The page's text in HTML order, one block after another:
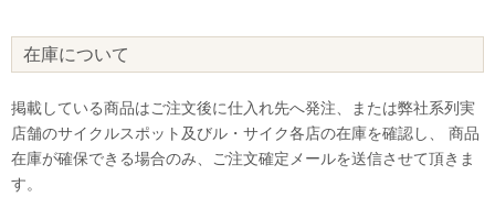
在庫について
掲載している商品はご注文後に仕入れ先へ発注、または弊社系列実
店舗のサイクルスポット及びル・サイク各店の在庫を確認し、 商品
在庫が確保できる場合のみ、ご注文確定メールを送信させて頂きま
す。